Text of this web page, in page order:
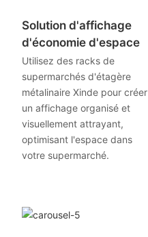
Solution d'affichage
d'économie d'espace
Utilisez des racks de
supermarchés d'étagère
métalinaire Xinde pour créer
un affichage organisé et
visuellement attrayant,
optimisant l'espace dans
votre supermarché.